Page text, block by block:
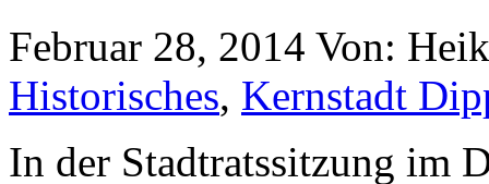
Februar 28, 2014 Von:
Historisches, Kernstadt
In der Stadtratssitzung im